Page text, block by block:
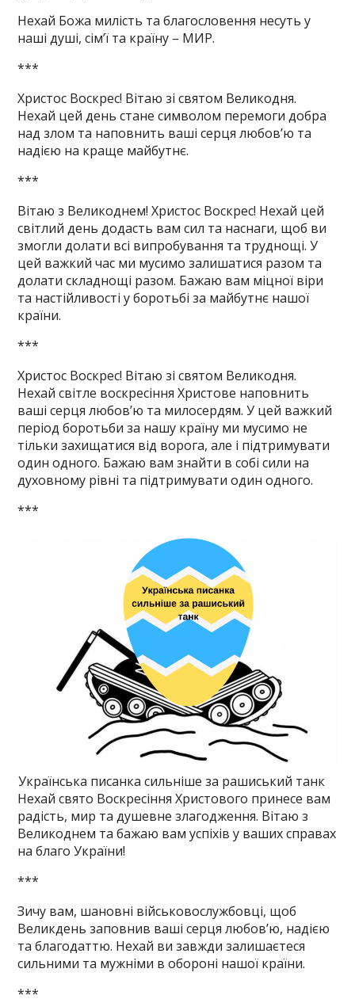
Нехай Божа милість та благословення несуть у
наші душі, сім’ї та країну – МИР.
***
Христос Воскрес! Вітаю зі святом Великодня.
Нехай цей день стане символом перемоги добра
над злом та наповнить ваші серця любов’ю та
надією на краще майбутнє.
***
Вітаю з Великоднем! Христос Воскрес! Нехай цей
світлий день додасть вам сил та наснаги, щоб ви
змогли долати всі випробування та труднощі. У
цей важкий час ми мусимо залишатися разом та
долати складнощі разом. Бажаю вам міцної віри
та настійливості у боротьбі за майбутнє нашої
країни.
***
Христос Воскрес! Вітаю зі святом Великодня.
Нехай світле воскресіння Христове наповнить
ваші серця любов’ю та милосердям. У цей важкий
період боротьби за нашу країну ми мусимо не
тільки захищатися від ворога, але і підтримувати
один одного. Бажаю вам знайти в собі сили на
духовному рівні та підтримувати один одного.
***
Українська писанка сильніше за рашиський танк
Нехай свято Воскресіння Христового принесе вам
радість, мир та душевне злагодження. Вітаю з
Великоднем та бажаю вам успіхів у ваших справах
на благо України!
***
Зичу вам, шановні військовослужбовці, щоб
Великдень заповнив ваші серця любов’ю, надією
та благодаттю. Нехай ви завжди залишаєтеся
сильними та мужніми в обороні нашої країни.
***